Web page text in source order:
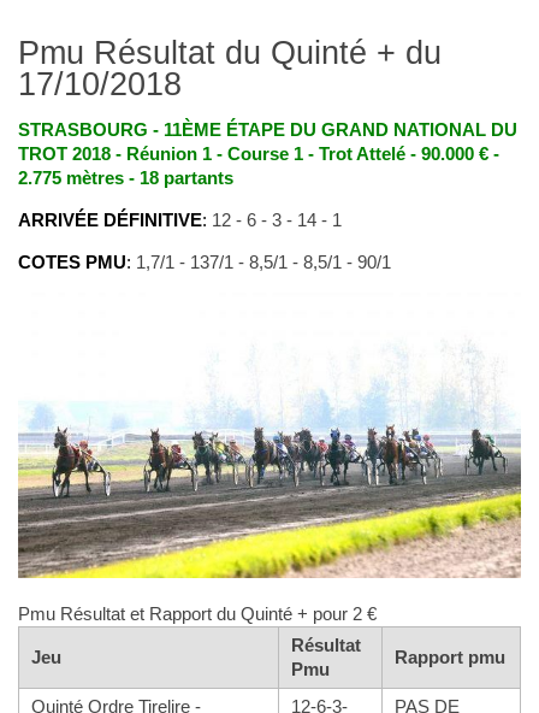
Pmu Résultat du Quinté + du
17/10/2018
STRASBOURG - 11ÈME ÉTAPE DU GRAND NATIONAL DU
TROT 2018 - Réunion 1 - Course 1 - Trot Attelé - 90.000 € -
2.775 mètres - 18 partants
ARRIVÉE DÉFINITIVE: 12 - 6 - 3 - 14 - 1
COTES PMU: 1,7/1 - 137/1 - 8,5/1 - 8,5/1 - 90/1
Pmu Résultat et Rapport du Quinté + pour 2 €
Jeu
Résultat
Pmu
Rapport pmu
Quinté Ordre Tirelire -
12-6-3-
PAS DE